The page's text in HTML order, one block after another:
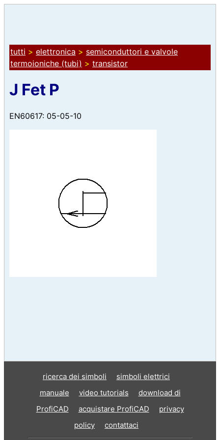
tutti > elettronica > semiconduttori e valvole
termoioniche (tubi) > transistor
J Fet P
EN60617: 05-05-10
ricerca dei simboli
simboli elettrici
manuale
video tutorials
download di
ProfiCAD
acquistare ProfiCAD
privacy
policy
contattaci